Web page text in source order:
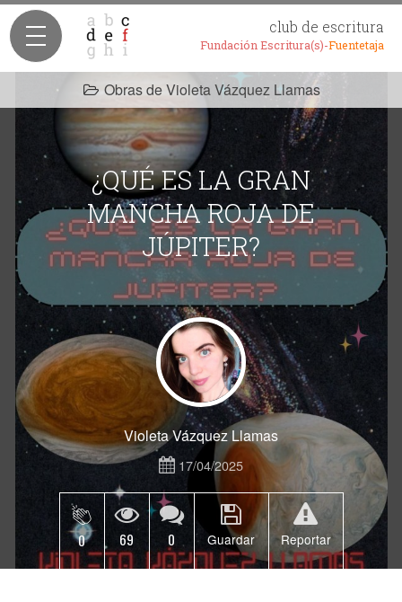
club de escritura
Fundación Escritura(s)-Fuentetaja
Obras de Violeta Vázquez Llamas
¿QUÉ ES LA GRAN
MANCHA ROJA DE
JÚPITER?
Violeta Vázquez Llamas
17/04/2025
0 69 0 Guardar Reportar